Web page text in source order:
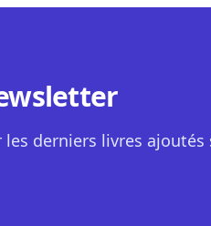
derniers livres